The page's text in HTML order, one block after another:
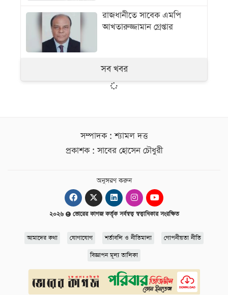
রাজধানীতে সাবেক এমপি
আখতারুজ্জামান গ্রেপ্তার
সব খবর
সম্পাদক : শ্যামল দত্ত
প্রকাশক : সাবের হোসেন চৌধুরী
অনুসরণ করুন
২০২৬ ভোরের কাগজ কর্তৃক সর্বস্বত্ব স্বত্বাধিকার সংরক্ষিত
আমাদের কথা যোগাযোগ শর্তাবলি ও নীতিমালা গোপনীয়তা নীতি
বিজ্ঞাপন মূল্য তালিকা